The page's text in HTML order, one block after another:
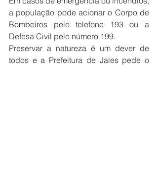
a população pode acionar o Corpo de
Bombeiros pelo telefone 193 ou a
Defesa Civil pelo número 199.
Preservar a natureza é um dever de
todos e a Prefeitura de Jales pede o